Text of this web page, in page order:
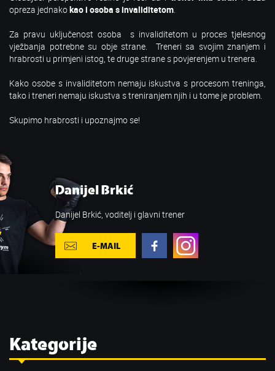
opreza jednakokao i osoba s invaliditetom.
Za pravu uključenost osoba s invaliditetom u proces tjelesnog
vježbanja potrebne su obje strane. Treneri sa svojim znanjem i
hrabrosti u primjeni istog, te druge strane s povjerenjem u trenera.
Kako osobe s invaliditetom nemaju iskustva s procesom treninga,
tako i treneri nemaju iskustva s treniranjem njih i u tome je problem.
Skupimo hrabrosti i upoznajmo se!
Danijel Brkić
Danijel Brkić, voditelj i glavni trener
E-MAIL
Kategorije